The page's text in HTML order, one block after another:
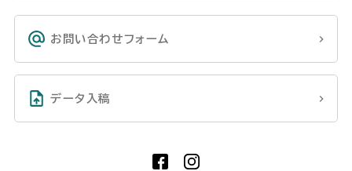
お問い合わせフォーム
データ入稿